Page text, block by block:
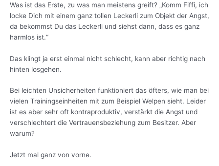
Was ist das Erste, zu was man meistens greift? „Komm Fiffi, ich
locke Dich mit einem ganz tollen Leckerli zum Objekt der Angst,
da bekommst Du das Leckerli und siehst dann, dass es ganz
harmlos ist.“
Das klingt ja erst einmal nicht schlecht, kann aber richtig nach
hinten losgehen.
Bei leichten Unsicherheiten funktioniert das öfters, wie man bei
vielen Trainingseinheiten mit zum Beispiel Welpen sieht. Leider
ist es aber sehr oft kontraproduktiv, verstärkt die Angst und
verschlechtert die Vertrauensbeziehung zum Besitzer. Aber
warum?
Jetzt mal ganz von vorne.